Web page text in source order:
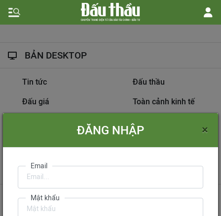
BẢN DESKTOP
Tin tức Đấu thầu
Đấu giá Toàn cảnh kinh tế
Dự án đầu tư
Information on
International Tendering
Gửi phản hồi
Liên hệ quảng cáo
Liên hệ đặt báo
ĐĂNG NHẬP ×
Email
Mật khẩu